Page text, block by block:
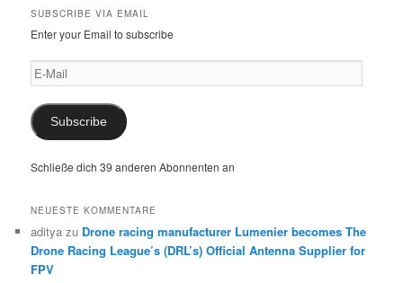
SUBSCRIBE VIA EMAIL
Enter your Email to subscribe
E-
Mail
Subscribe
Schließe dich 39 anderen Abonnenten an
NEUESTE KOMMENTARE
aditya zu Drone racing manufacturer Lumenier becomes The
Drone Racing League’s (DRL’s) Official Antenna Supplier for
FPV